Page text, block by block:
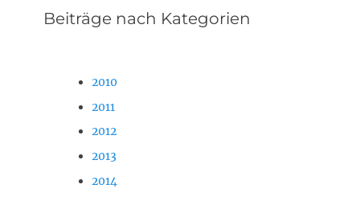
Beiträge nach Kategorien
2010
2011
2012
2013
2014